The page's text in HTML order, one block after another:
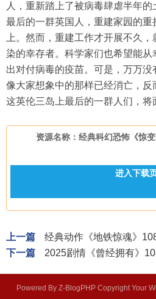
人，重新踏上了被病毒肆虐半年
最后的一群英国人，重建家园的重
上。然而，重建工作才开展不久
染的幸存者。科学家们也希望能
出对付病毒的疫苗。可是，万万
像大家想象中的那样已经消亡，反
这英伦三岛上最后的一群人们，
资源名称：经典科幻恐怖《惊
进入下载
上一篇
经典动作《地铁惊魂》
下一篇
2025剧情《曾经拥有》
Powered By Z-BlogPHPCopyright Your